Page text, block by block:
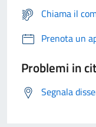
Chiama il
Prenota un
Problemi in
Segnala